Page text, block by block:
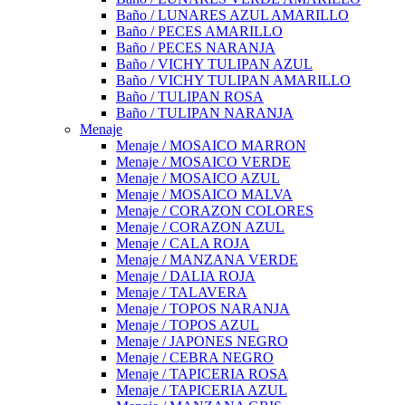
Baño / LUNARES AZUL AMARILLO
Baño / PECES AMARILLO
Baño / PECES NARANJA
Baño / VICHY TULIPAN AZUL
Baño / VICHY TULIPAN AMARILLO
Baño / TULIPAN ROSA
Baño / TULIPAN NARANJA
Menaje
Menaje / MOSAICO MARRON
Menaje / MOSAICO VERDE
Menaje / MOSAICO AZUL
Menaje / MOSAICO MALVA
Menaje / CORAZON COLORES
Menaje / CORAZON AZUL
Menaje / CALA ROJA
Menaje / MANZANA VERDE
Menaje / DALIA ROJA
Menaje / TALAVERA
Menaje / TOPOS NARANJA
Menaje / TOPOS AZUL
Menaje / JAPONES NEGRO
Menaje / CEBRA NEGRO
Menaje / TAPICERIA ROSA
Menaje / TAPICERIA AZUL